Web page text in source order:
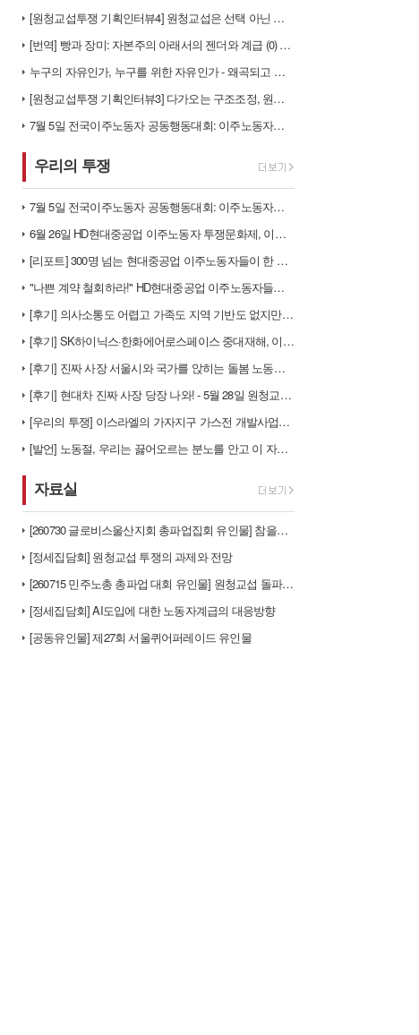
[원청교섭투쟁 기획인터뷰4] 원청교섭은 선택 아닌 필수! 7.15 총파업…
[번역] 빵과 장미: 자본주의 아래서의 젠더와 계급 (0) 들어가며
누구의 자유인가, 누구를 위한 자유인가 - 왜곡되고 박제된 광주를 넘어
[원청교섭투쟁 기획인터뷰3] 다가오는 구조조정, 원청책임 부품·서열노동자…
7월 5일 전국이주노동자 공동행동대회: 이주노동자들이 노동조합 가입을 선…
우리의 투쟁
7월 5일 전국이주노동자 공동행동대회: 이주노동자들이 노동조합 가입을 선…
6월 26일 HD현대중공업 이주노동자 투쟁문화제, 이주노동자들의 함성과 …
[리포트] 300명 넘는 현대중공업 이주노동자들이 한 자리에 모이다
"나쁜 계약 철회하라!" HD현대중공업 이주노동자들이 일어서다
[후기] 의사소통도 어렵고 가족도 지역 기반도 없지만, 민주노조의 길이 …
[후기] SK하이닉스·한화에어로스페이스 중대재해, 이윤 위해 생명안전을 …
[후기] 진짜 사장 서울시와 국가를 앉히는 돌봄 노동자 투쟁을 위해
[후기] 현대차 진짜 사장 당장 나와! - 5월 28일 원청교섭 불응 현…
[우리의 투쟁] 이스라엘의 가자지구 가스전 개발사업에 참여하는 한국석유공…
[발언] 노동절, 우리는 끓어오르는 분노를 안고 이 자리에 섰습니다
자료실
[260730 글로비스울산지회 총파업집회 유인물] 참을만큼 참았다! 총단…
[정세집담회] 원청교섭 투쟁의 과제와 전망
[260715 민주노총 총파업 대회 유인물] 원청교섭 돌파구 - 7월 총…
[정세집담회] AI도입에 대한 노동자계급의 대응방향
[공동유인물] 제27회 서울퀴어퍼레이드 유인물